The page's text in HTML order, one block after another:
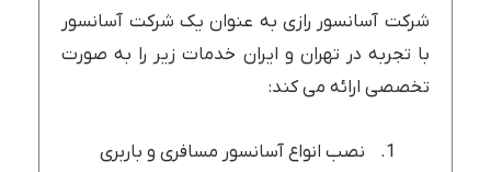
شرکت آسانسور رازی به عنوان یک شرکت آسانسور
با تجربه در تهران و ایران خدمات زیر را به صورت
تخصصی ارائه می کند:
نصب انواع آسانسور مسافری و باربری